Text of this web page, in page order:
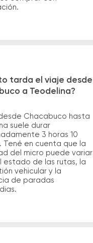
tarda el viaje desde
a Teodelina?
Chacabuco hasta
suele durar
3 horas 10
Tené en cuenta que la
del micro puede variar
estado de las rutas, la
vehicular y la
de paradas